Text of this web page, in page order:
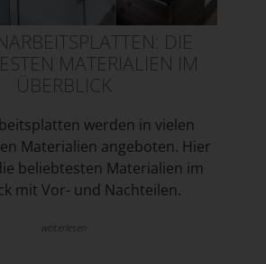
DIE
MATERIALIEN IM
ÜBERBLICK
werden in vielen
Materialien angeboten. Hier
beliebtesten Materialien im
mit Vor- und Nachteilen.
weiterlesen